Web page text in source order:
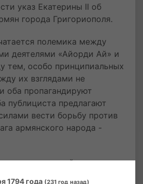
указ Екатерины II об
города Григориополя.
полемика между
деятелями «Айорди Ай» и
тем, особо принципиальных
их взглядами не
оба пропагандируют
публициста предлагают
вести борьбу против
армянского народа -
вспыльчивый, критикует
1794 года (231 год назад)